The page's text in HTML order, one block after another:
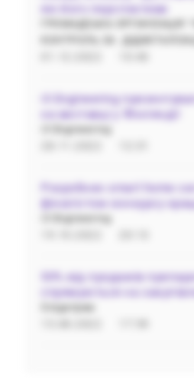
які його перспективи
i3 Engineering
на виставці у Фінляндії
Розробник smart home
фіналістом конкурсу
50% від продажів
спрямуються на
Олідетрим